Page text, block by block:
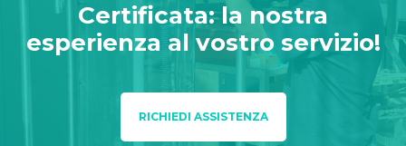
Certificata: la nostra
esperienza al vostro servizio!
RICHIEDI ASSISTENZA